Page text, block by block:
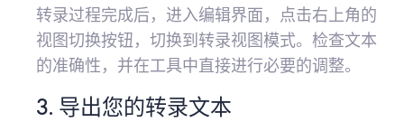
转录过程完成后，进入编辑界面，点击右上角的
视图切换按钮，切换到转录视图模式。检查文本
的准确性，并在工具中直接进行必要的调整。
3. 导出您的转录文本